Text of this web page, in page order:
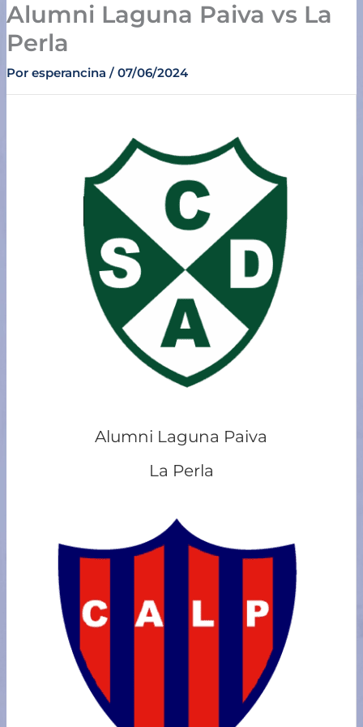
contenido
Alumni Laguna Paiva vs La
Perla
Por esperancina / 07/06/2024
Alumni Laguna Paiva
La Perla